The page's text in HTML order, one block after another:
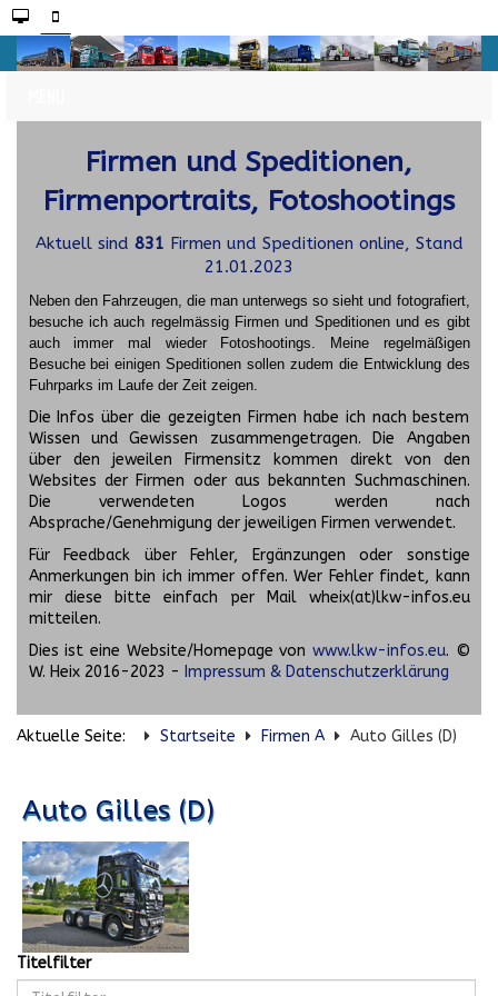
Firmen und Speditionen,
Firmenportraits, Fotoshootings
Aktuell sind 831 Firmen und Speditionen online, Stand
21.01.2023
Neben den Fahrzeugen, die man unterwegs so sieht und fotografiert,
besuche ich auch regelmässig Firmen und Speditionen und es gibt
auch immer mal wieder Fotoshootings.
Meine regelmäßigen
Besuche bei einigen Speditionen sollen zudem die Entwicklung des
Fuhrparks im Laufe der Zeit zeigen.
Die Infos über die gezeigten Firmen habe ich nach bestem
Wissen und Gewissen zusammengetragen. Die Angaben
über den jeweilen Firmensitz kommen direkt von den
Websites der Firmen oder aus bekannten Suchmaschinen.
Die verwendeten Logos werden nach
Absprache/Genehmigung der jeweiligen Firmen verwendet.
Für Feedback über Fehler, Ergänzungen oder sonstige
Anmerkungen bin ich immer offen. Wer Fehler findet, kann
mir diese bitte einfach per Mail wheix(at)lkw-infos.eu
mitteilen.
Dies ist eine Website/Homepage von www.lkw-infos.eu. ©
W. Heix 2016-2023 - Impressum & Datenschutzerklärung
Aktuelle Seite: Startseite Firmen A Auto Gilles (D)
Auto Gilles (D)
Titelfilter